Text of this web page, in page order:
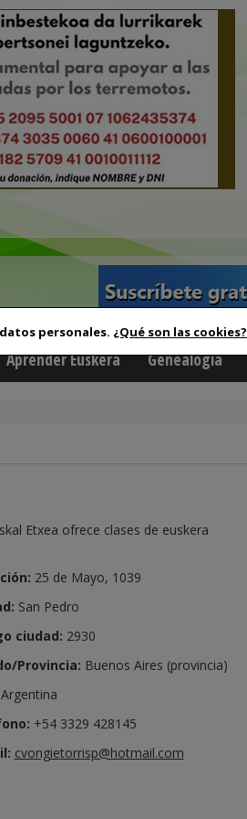
personales. ¿Qué son las cookies?
Aprender Euskera Genealogía
Etxea ofrece clases de euskera
25 de Mayo, 1039
San Pedro
ciudad: 2930
Provincia: Buenos Aires (provincia)
Argentina
+54 3329 428145
cvongietorrisp@hotmail.com